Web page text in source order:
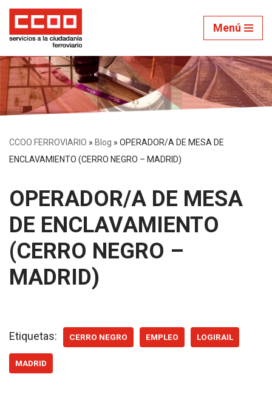
Saltar
contenido
Menú
CCOO FERROVIARIO » Blog » OPERADOR/A DE MESA DE
ENCLAVAMIENTO (CERRO NEGRO – MADRID)
OPERADOR/A DE MESA
DE ENCLAVAMIENTO
(CERRO NEGRO –
MADRID)
Etiquetas: CERRO NEGRO EMPLEO LOGIRAIL
MADRID